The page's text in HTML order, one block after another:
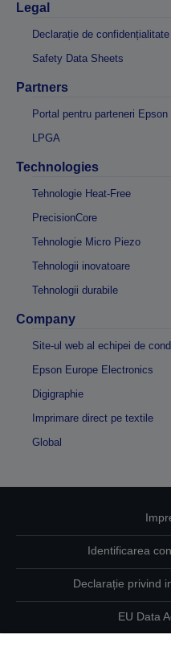
Legal
Declarație de
Safety Data Sheets
Partners
Portal pentru parteneri Epson
LPGA
Technologies
Tehnologie Heat-Free
PrecisionCore
Tehnologie Micro Piezo
Tehnologii inovatoare
Tehnologii durabile
Company
Site-ul web al echipei de
Epson Europe Electronics
Digigraphie
Imprimare direct pe textile
Global
Identificarea
Declarație privind
EU Data